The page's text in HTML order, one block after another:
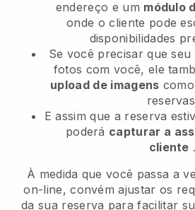
endereço e um módulo
onde o cliente pode
disponibilidades
Se você precisar que
fotos com você, ele
upload de imagens
E assim que a reserva
poderá capturar a
cliente .
À medida que você passa a
on-line, convém ajustar os
da sua reserva para facilitar